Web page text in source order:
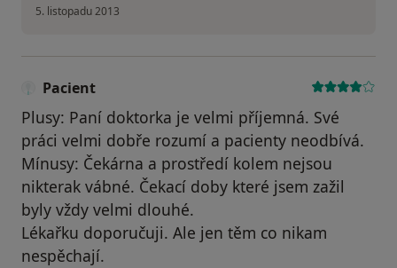
5. listopadu 2013
Pacient
Plusy: Paní doktorka je velmi příjemná. Své
práci velmi dobře rozumí a pacienty neodbívá.
Mínusy: Čekárna a prostředí kolem nejsou
nikterak vábné. Čekací doby které jsem zažil
byly vždy velmi dlouhé.
Lékařku doporučuji. Ale jen těm co nikam
nespěchají.